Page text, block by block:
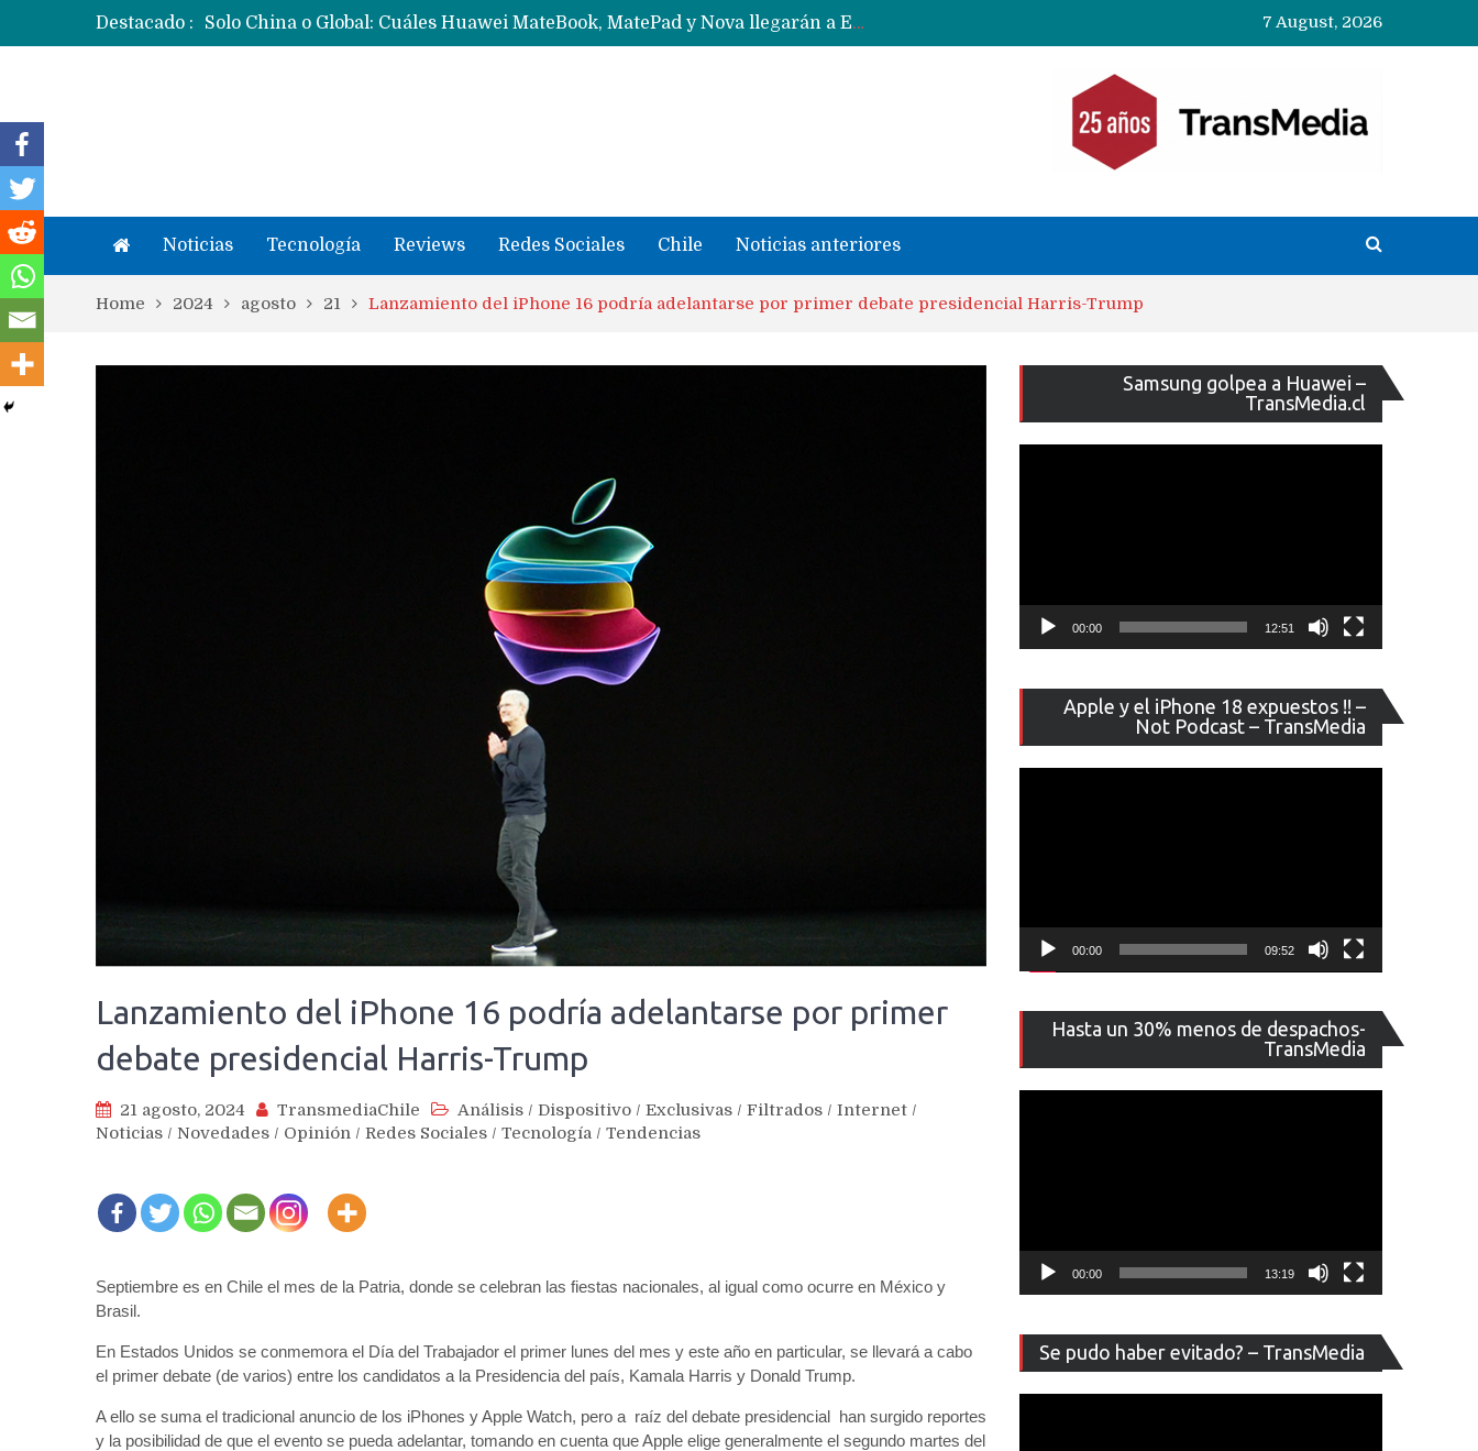
Destacado :
Data Centers de Huawei en Chile, México, Brasil,Perú y Argentina podrían verse afectados por arremetida de EE.UU
Fabricantes suben precios de teléfonos y ganan más dinero en un mercado donde Xiaomi alerta por no mejorar ventas
7 August, 2026
Noticias Tecnología Reviews Redes Sociales Chile Noticias anteriores
Home 2024 agosto 21 Lanzamiento del iPhone 16 podría adelantarse por primer debate presidencial Harris-Trump
Lanzamiento del iPhone 16 podría adelantarse por primer
debate presidencial Harris-Trump
21 agosto, 2024 TransmediaChile Análisis / Dispositivo / Exclusivas / Filtrados / Internet /
Noticias / Novedades / Opinión / Redes Sociales / Tecnología / Tendencias
Septiembre es en Chile el mes de la Patria, donde se celebran las fiestas nacionales, al igual como ocurre en México y
Brasil.
En Estados Unidos se conmemora el Día del Trabajador el primer lunes del mes y este año en particular, se llevará a cabo
el primer debate (de varios) entre los candidatos a la Presidencia del país, Kamala Harris y Donald Trump.
A ello se suma el tradicional anuncio de los iPhones y Apple Watch, pero a raíz del debate presidencial han surgido reportes
y la posibilidad de que el evento se pueda adelantar, tomando en cuenta que Apple elige generalmente el segundo martes del
Samsung golpea a Huawei –
TransMedia.cl
de
vídeo
00:00 12:51
Apple y el iPhone 18 expuestos !! –
Not Podcast – TransMedia
de
vídeo
00:00 09:52
Hasta un 30% menos de despachos-
TransMedia
de
vídeo
00:00 13:19
Se pudo haber evitado? – TransMedia
de
vídeo